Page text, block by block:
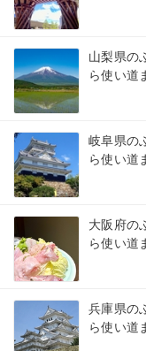
山梨県の
ら使い道
岐阜県の
ら使い道
大阪府の
ら使い道
兵庫県の
ら使い道